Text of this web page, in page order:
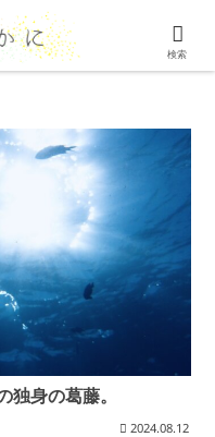
身の葛藤。
2024.08.12
検索